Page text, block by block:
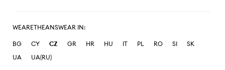
WEARETHEANSWEAR IN:
BG CY CZ GR HR HU IT PL RO SI
SK
UA
UA(RU)